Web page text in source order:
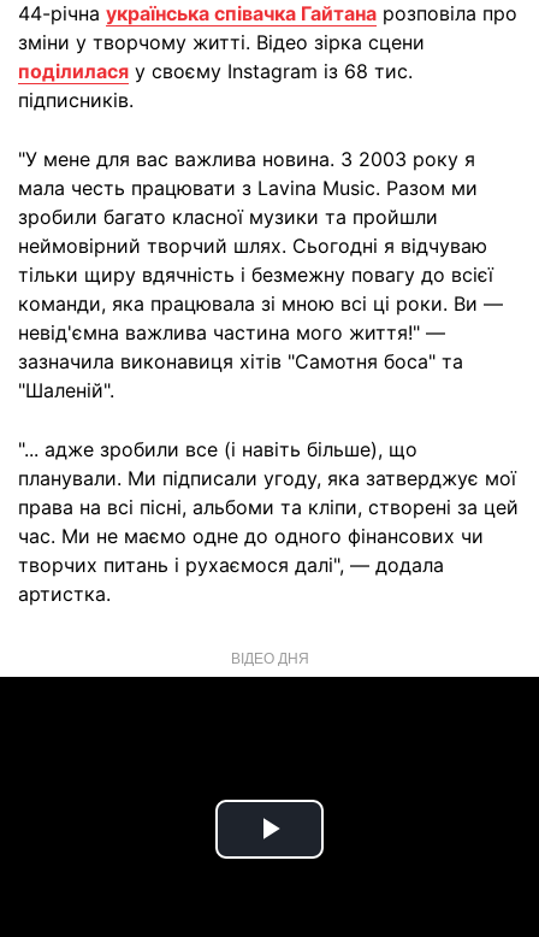
44-річна українська співачка Гайтана розповіла про
зміни у творчому житті. Відео зірка сцени
поділилася у своєму Instagram із 68 тис.
підписників.
"У мене для вас важлива новина. З 2003 року я
мала честь працювати з Lavina Music. Разом ми
зробили багато класної музики та пройшли
неймовірний творчий шлях. Сьогодні я відчуваю
тільки щиру вдячність і безмежну повагу до всієї
команди, яка працювала зі мною всі ці роки. Ви —
невід'ємна важлива частина мого життя!" —
зазначила виконавиця хітів "Самотня боса" та
"Шаленій".
"... адже зробили все (і навіть більше), що
планували. Ми підписали угоду, яка затверджує мої
права на всі пісні, альбоми та кліпи, створені за цей
час. Ми не маємо одне до одного фінансових чи
творчих питань і рухаємося далі", — додала
артистка.
ВІДЕО ДНЯ
Play